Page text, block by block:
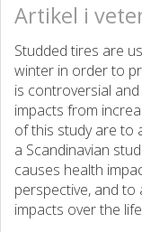
Artikel i
Studded tires are
winter in order to
is controversial
impacts from
of this study are to
a Scandinavian
causes health
perspective, and
impacts over the